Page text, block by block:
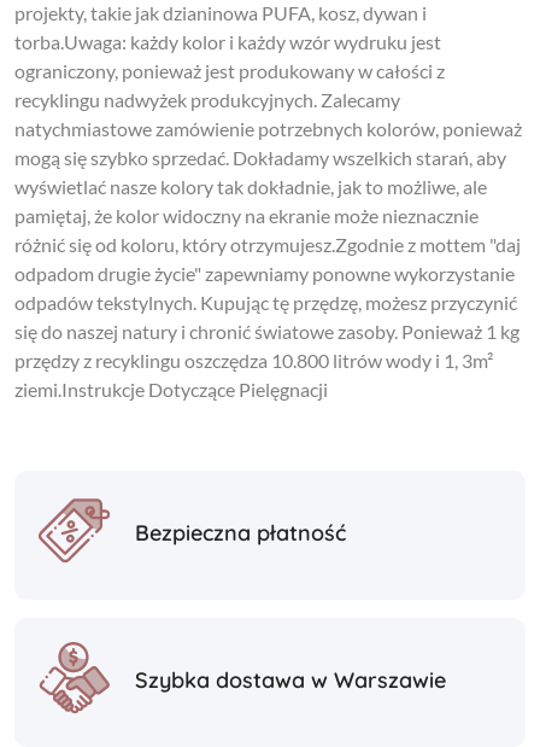
projekty, takie jak dzianinowa PUFA, kosz, dywan i
torba.Uwaga: każdy kolor i każdy wzór wydruku jest
ograniczony, ponieważ jest produkowany w całości z
recyklingu nadwyżek produkcyjnych. Zalecamy
natychmiastowe zamówienie potrzebnych kolorów, ponieważ
mogą się szybko sprzedać. Dokładamy wszelkich starań, aby
wyświetlać nasze kolory tak dokładnie, jak to możliwe, ale
pamiętaj, że kolor widoczny na ekranie może nieznacznie
różnić się od koloru, który otrzymujesz.Zgodnie z mottem "daj
odpadom drugie życie" zapewniamy ponowne wykorzystanie
odpadów tekstylnych. Kupując tę przędzę, możesz przyczynić
się do naszej natury i chronić światowe zasoby. Ponieważ 1 kg
przędzy z recyklingu oszczędza 10.800 litrów wody i 1, 3m²
ziemi.Instrukcje Dotyczące Pielęgnacji
Bezpieczna płatność
Szybka dostawa w Warszawie